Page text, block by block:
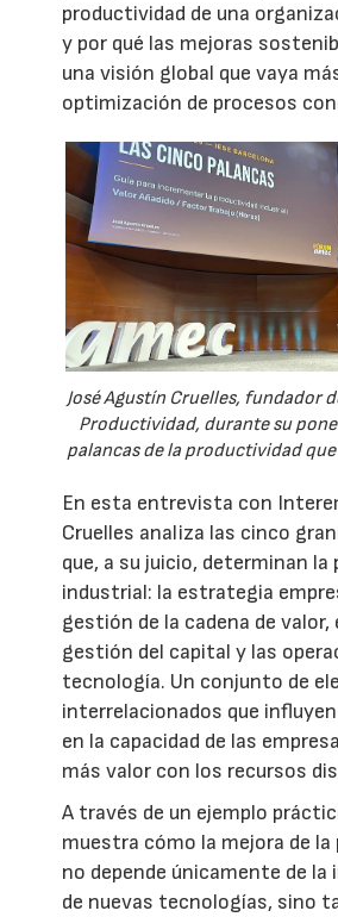
productividad de una
y por qué las mejoras
una visión global que vaya
optimización de procesos
José Agustín Cruelles, fundador
Productividad, durante su
palancas de la productividad
En esta entrevista con
Cruelles analiza las cinco
que, a su juicio, determinan la
industrial: la estrategia
gestión de la cadena de
gestión del capital y las
tecnología. Un conjunto de
interrelacionados que
en la capacidad de las
más valor con los recursos
A través de un ejemplo
muestra cómo la mejora de
no depende únicamente de la
de nuevas tecnologías, sino